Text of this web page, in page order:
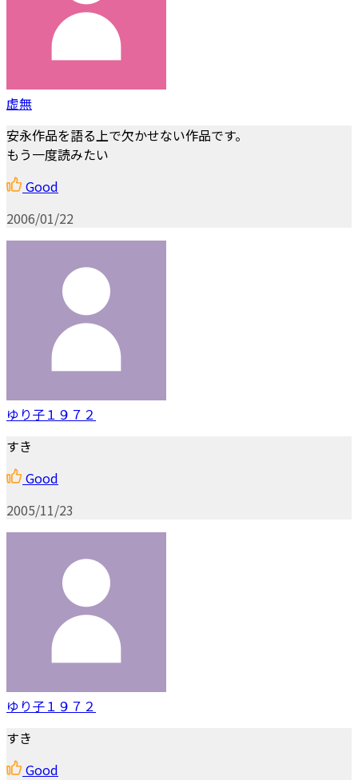
虚無
安永作品を語る上で欠かせない作品です。
もう一度読みたい
Good
2006/01/22
ゆり子１９７２
すき
Good
2005/11/23
ゆり子１９７２
すき
Good